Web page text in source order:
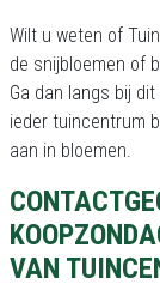
Wilt u weten of
de snijbloemen of
Ga dan langs bij
ieder tuincentrum
aan in bloemen.
VAN